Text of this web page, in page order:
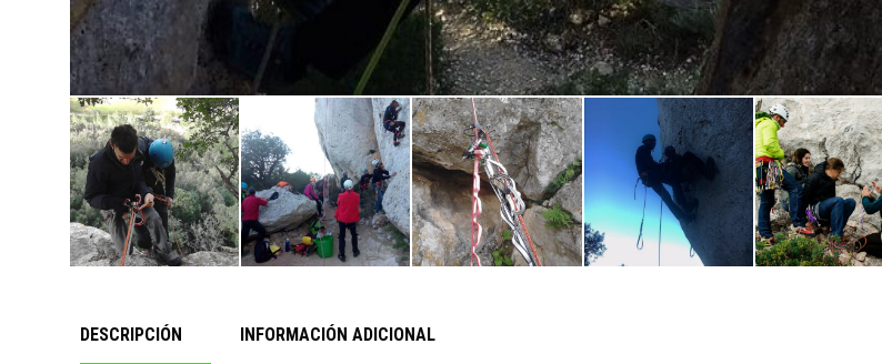
DESCRIPCIÓN INFORMACIÓN ADICIONAL